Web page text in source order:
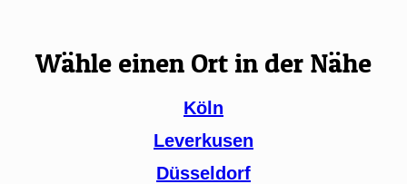
Wähle einen Ort in der Nähe
Köln
Leverkusen
Düsseldorf